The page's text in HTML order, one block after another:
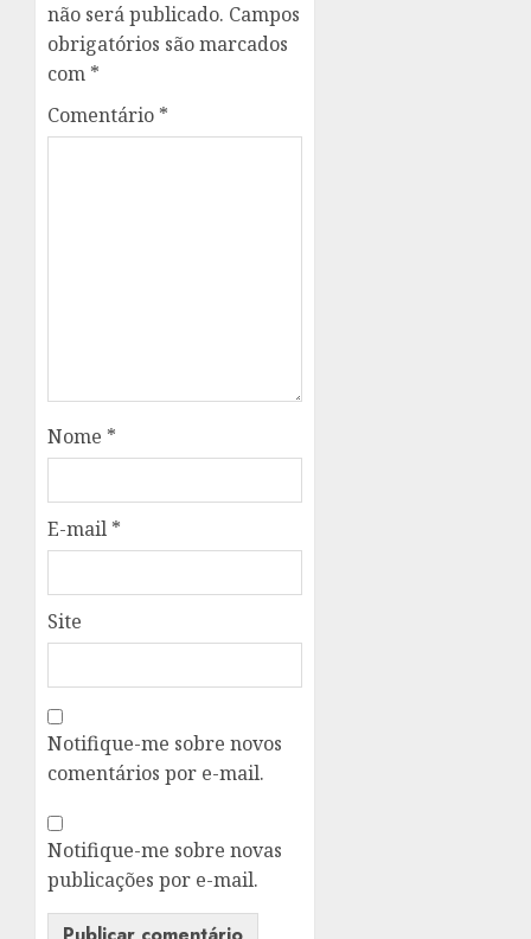
não será publicado. Campos
obrigatórios são marcados
com *
Comentário *
Nome *
E-mail *
Site
Notifique-me sobre novos
comentários por e-mail.
Notifique-me sobre novas
publicações por e-mail.